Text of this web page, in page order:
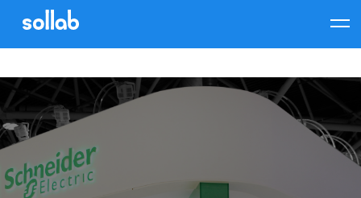
Warning: implode(): Invalid arguments passed in
/home/users/k/klitvinov/domains/test.sol-